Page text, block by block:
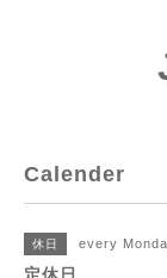
Calender
休日 every